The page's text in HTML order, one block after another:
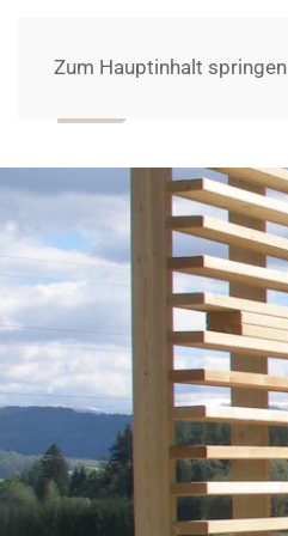
Zum Hauptinhalt springen